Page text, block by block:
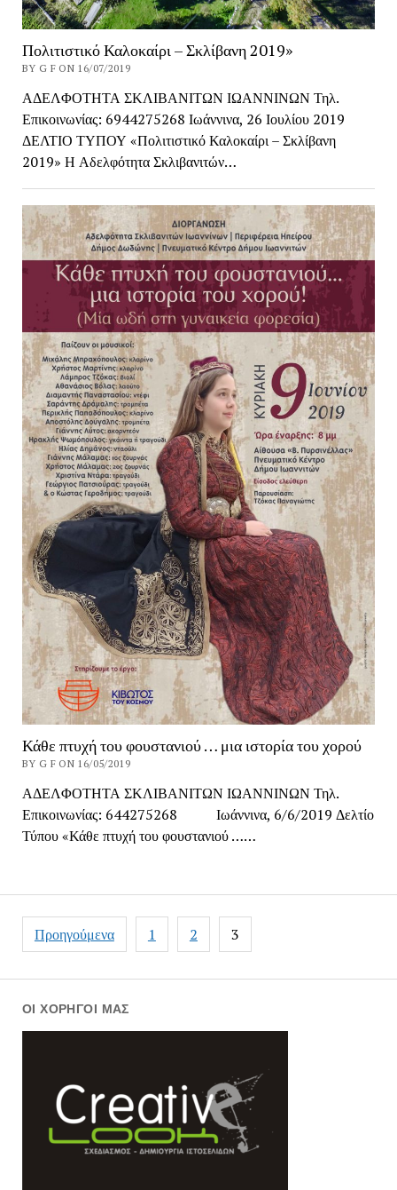
Πολιτιστικό Καλοκαίρι – Σκλίβανη 2019»
BY G F ON 16/07/2019
ΑΔΕΛΦΟΤΗΤΑ ΣΚΛΙΒΑΝΙΤΩΝ ΙΩΑΝΝΙΝΩΝ Τηλ.
Επικοινωνίας: 6944275268 Ιωάννινα, 26 Ιουλίου 2019
ΔΕΛΤΙΟ ΤΥΠΟΥ «Πολιτιστικό Καλοκαίρι – Σκλίβανη
2019» Η Αδελφότητα Σκλιβανιτών…
Κάθε πτυχή του φουστανιού … μια ιστορία του χορού
BY G F ON 16/05/2019
ΑΔΕΛΦΟΤΗΤΑ ΣΚΛΙΒΑΝΙΤΩΝ ΙΩΑΝΝΙΝΩΝ Τηλ.
Επικοινωνίας: 644275268 Ιωάννινα, 6/6/2019 Δελτίο
Τύπου «Κάθε πτυχή του φουστανιού ……
Πλοήγηση
άρθρων
Προηγούμενα 1 2 3
ΟΙ ΧΟΡΗΓΟΊ ΜΑΣ